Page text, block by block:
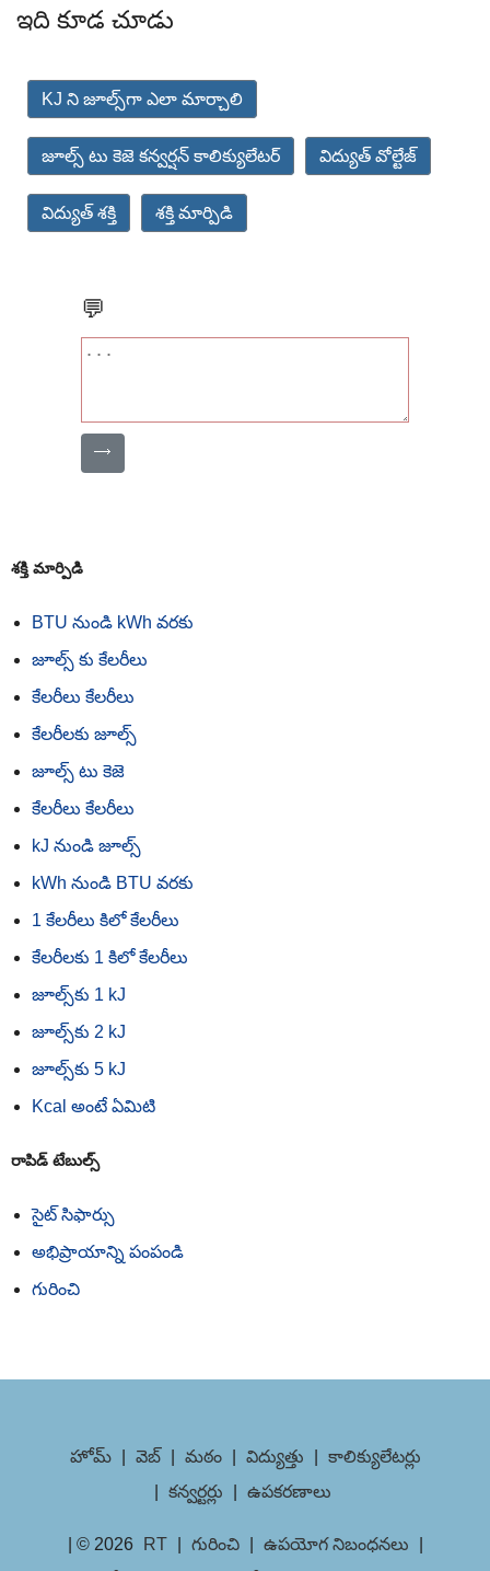
ఇది కూడ చూడు
KJ ని జూల్స్‌గా ఎలా మార్చాలి
జూల్స్ టు కెజె కన్వర్షన్ కాలిక్యులేటర్ విద్యుత్ వోల్టేజ్
విద్యుత్ శక్తి శక్తి మార్పిడి
💬
⟶
శక్తి మార్పిడి
BTU నుండి kWh వరకు
జూల్స్ కు కేలరీలు
కేలరీలు కేలరీలు
కేలరీలకు జూల్స్
జూల్స్ టు కెజె
కేలరీలు కేలరీలు
kJ నుండి జూల్స్
kWh నుండి BTU వరకు
1 కేలరీలు కిలో కేలరీలు
కేలరీలకు 1 కిలో కేలరీలు
జూల్స్‌కు 1 kJ
జూల్స్‌కు 2 kJ
జూల్స్‌కు 5 kJ
Kcal అంటే ఏమిటి
రాపిడ్ టేబుల్స్
సైట్ సిఫార్సు
అభిప్రాయాన్ని పంపండి
గురించి
హోమ్ వెబ్ మఠం విద్యుత్తు
కాలిక్యులేటర్లు
కన్వర్టర్లు ఉపకరణాలు
| © 2026 RT గురించి ఉపయోగ నిబంధనలు